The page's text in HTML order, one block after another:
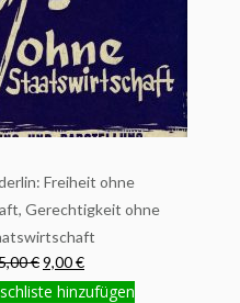
Freiheit ohne
Gerechtigkeit ohne
€9,00 €
hinzufügen